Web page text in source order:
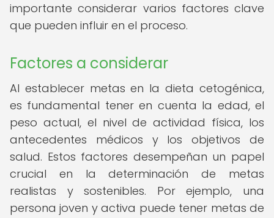
importante considerar varios factores clave
que pueden influir en el proceso.
Factores a considerar
Al establecer metas en la dieta cetogénica,
es fundamental tener en cuenta la edad, el
peso actual, el nivel de actividad física, los
antecedentes médicos y los objetivos de
salud. Estos factores desempeñan un papel
crucial en la determinación de metas
realistas y sostenibles. Por ejemplo, una
persona joven y activa puede tener metas de